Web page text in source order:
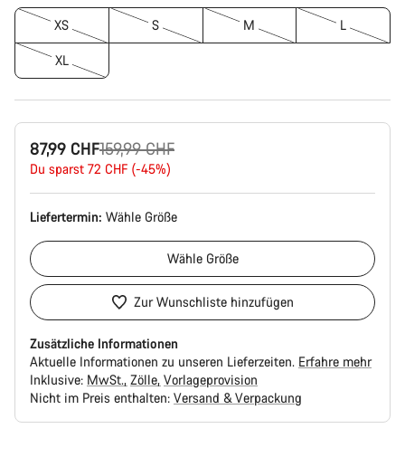
XS S M L
XL
87,99 CHF
Ursprungspreis159,99 CHF
Du sparst 72 CHF (-45%)
Liefertermin: Wähle Größe
Wähle Größe
Zur Wunschliste hinzufügen
Zusätzliche Informationen
Aktuelle Informationen zu unseren Lieferzeiten. Erfahre mehr
Inklusive: MwSt. Zölle Vorlageprovision
Nicht im Preis enthalten: Versand & Verpackung